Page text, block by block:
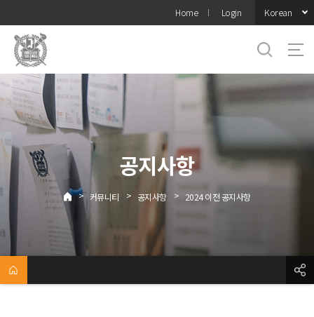
메뉴
Home Login Korean
공지사항
> 커뮤니티 > 공지사항 > 2024 이전 공지사항